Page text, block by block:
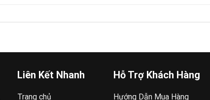
Liên Kết Nhanh
Trang chủ
Hỗ Trợ Khách Hàng
Hướng Dẫn Mua Hàng